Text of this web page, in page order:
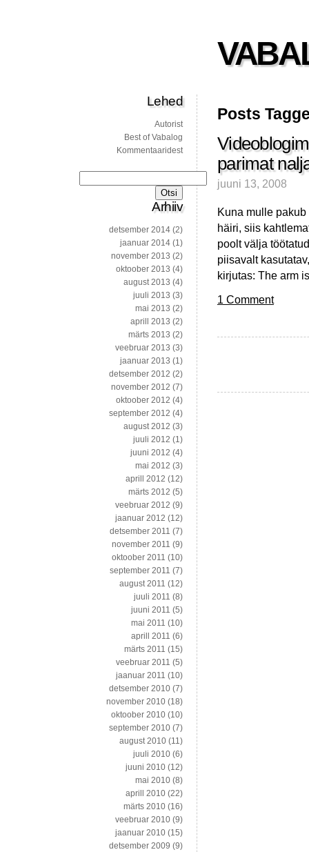
Posts
parimat
juuni 13, 2008
Kuna mulle
häiri, siis
poolt välja
piisavalt
kirjutas: The arm
1 Comment
Lehed
Autorist
Best of Vabalog
Kommentaaridest
Arhiiv
detsember 2014 (2)
jaanuar 2014 (1)
november 2013 (2)
oktoober 2013 (4)
august 2013 (4)
juuli 2013 (3)
mai 2013 (2)
aprill 2013 (2)
märts 2013 (2)
veebruar 2013 (3)
jaanuar 2013 (1)
detsember 2012 (2)
november 2012 (7)
oktoober 2012 (4)
september 2012 (4)
august 2012 (3)
juuli 2012 (1)
juuni 2012 (4)
mai 2012 (3)
aprill 2012 (12)
märts 2012 (5)
veebruar 2012 (9)
jaanuar 2012 (12)
detsember 2011 (7)
november 2011 (9)
oktoober 2011 (10)
september 2011 (7)
august 2011 (12)
juuli 2011 (8)
juuni 2011 (5)
mai 2011 (10)
aprill 2011 (6)
märts 2011 (15)
veebruar 2011 (5)
jaanuar 2011 (10)
detsember 2010 (7)
november 2010 (18)
oktoober 2010 (10)
september 2010 (7)
august 2010 (11)
juuli 2010 (6)
juuni 2010 (12)
mai 2010 (8)
aprill 2010 (22)
märts 2010 (16)
veebruar 2010 (9)
jaanuar 2010 (15)
detsember 2009 (9)